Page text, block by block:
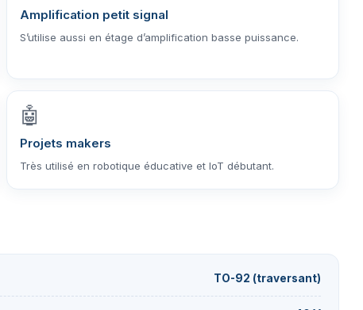
Amplification petit signal
S’utilise aussi en étage d’amplification basse puissance.
🤖
Projets makers
Très utilisé en robotique éducative et IoT débutant.
TO-92 (traversant)